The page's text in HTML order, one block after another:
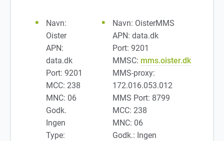
Navn:
Oister
APN:
data.dk
Port: 9201
MCC: 238
MNC: 06
Godk.
Ingen
Type:
Navn: OisterMMS
APN: data.dk
Port: 9201
MMSC: mms.oister.dk
MMS-proxy:
172.016.053.012
MMS Port: 8799
MCC: 238
MNC: 06
Godk.: Ingen